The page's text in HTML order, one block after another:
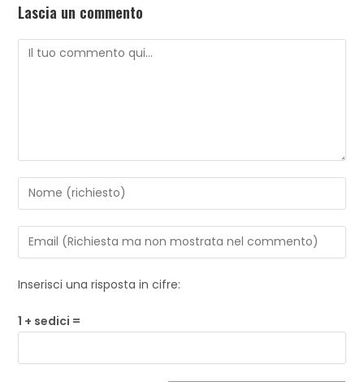
Lascia un commento
Inserisci una risposta in cifre:
1 + sedici =